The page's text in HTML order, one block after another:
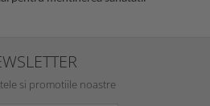
si promotiile noastre